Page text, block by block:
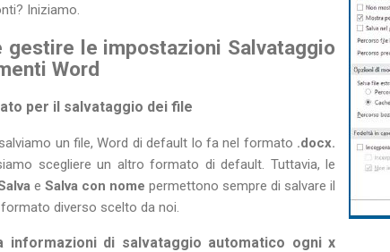
Iniziamo.
gestire le impostazioni Salvataggio
Word
per il salvataggio dei file
un file, Word di default lo fa nel formato .docx.
scegliere un altro formato di default. Tuttavia, le
e Salva con nome permettono sempre di salvare il
diverso scelto da noi.
informazioni di salvataggio automatico ogni x